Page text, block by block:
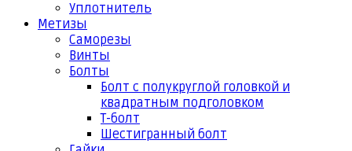
Уплотнитель
Метизы
Саморезы
Винты
Болты
Болт с полукруглой головкой и
квадратным подголовком
Т-болт
Шестигранный болт